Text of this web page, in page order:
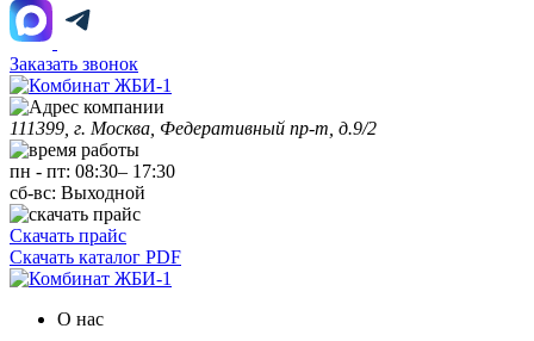
Заказать звонок
111399, г. Москва, Федеративный пр-т, д.9/2
пн - пт: 08:30– 17:30
сб-вс: Выходной
Скачать прайс
Скачать каталог PDF
О нас